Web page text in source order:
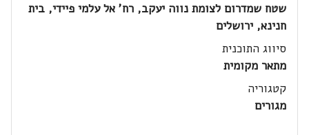
שטח שמדרום לצומת נווה יעקב, רח' אל עלמי פיידי, בית
חנינא, ירושלים
סיווג התוכנית
מתאר מקומית
קטגוריה
מגורים